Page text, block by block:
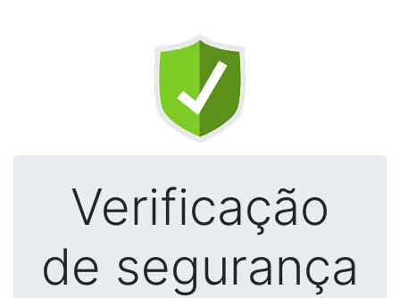
Verificação
de segurança